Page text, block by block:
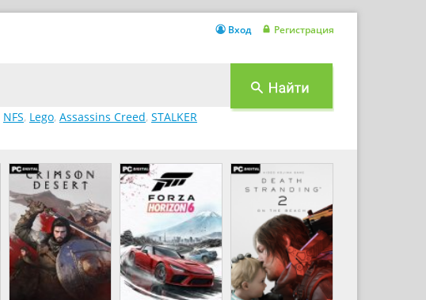
NFS, Lego, Assassins Creed, STALKER
Вход Регистрация